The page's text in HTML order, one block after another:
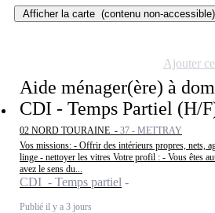
Afficher la carte (contenu non-accessible)
Aide ménager(ère) à
CDI - Temps Partiel (H/
02 NORD TOURAINE - 37 - METTRAY
Vos missions: - Offrir des intérieurs propres, nets,
linge - nettoyer les vitres Votre profil : - Vous êtes
avez le sens du...
CDI - Temps partiel
Publié il y a 3 jours
Ajouter